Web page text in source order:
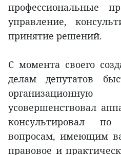
профессиональные
управление,
принятие решений.
С момента своего
делам депутатов
усовершенствовал
консультировал
вопросам, имеющим
правовое и